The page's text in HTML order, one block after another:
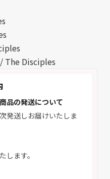
The Disciples
品の発送について
発送しお届けいたしま
します。